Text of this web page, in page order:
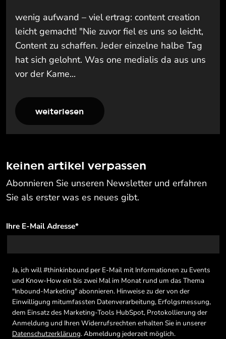
wenig aufwand – viel ertrag: content creation
leicht gemacht! "Nie zuvor fiel es uns so leicht,
Content zu schaffen. Jeder einzelne halbe Tag
hat sich gelohnt. Was one medialis da aus uns
vor der Kame...
weiterlesen
keinen artikel verpassen
Abonnieren Sie unseren Newsletter und erfahren
Sie als erster was es neues gibt.
Ihre E-Mail Adresse*
Ja, ich will #thinkinbound per E-Mail mit Informationen zu Events
und Know-How ein bis zwei Mal im Monat rund um das Thema
"Inbound-Marketing" abonnieren. Hinweise zu der von der
Einwilligung mitumfassten Datenverarbeitung, Erfolgsmessung,
dem Einsatz des Marketing-Tools HubSpot, Protokollierung der
Anmeldung und Ihren Widerrufsrechten erhalten Sie in unserer
Datenschutzerklärung. Abmeldung jederzeit möglich.